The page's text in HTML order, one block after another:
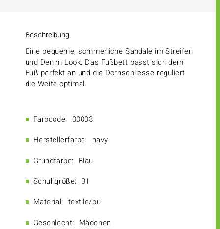
Beschreibung
Eine bequeme, sommerliche Sandale im Streifen
und Denim Look. Das Fußbett passt sich dem
Fuß perfekt an und die Dornschliesse reguliert
die Weite optimal.
Farbcode: 00003
Herstellerfarbe: navy
Grundfarbe: Blau
Schuhgröße: 31
Material: textile/pu
Geschlecht: Mädchen